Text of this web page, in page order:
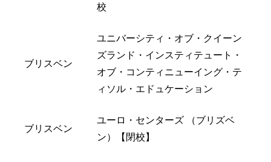
校
ブリスベン
ユニバーシティ・オブ・クイーン
ズランド・インスティテュート・
オブ・コンティニューイング・テ
ィソル・エドュケーション
ブリスベン
ユーロ・センターズ （ブリズベ
ン）【閉校】